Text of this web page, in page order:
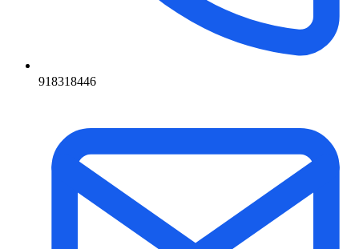
918318446